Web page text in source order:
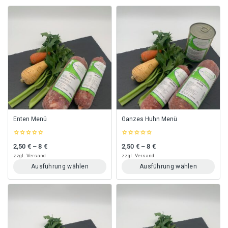
Enten Menü
out
of
2,50 € –8 €Preisspanne: 2,50 € bis 8 €
zzgl. Versand
Ausführung wählen
Dieses
Ganzes Huhn Menü
out
of
2,50 € –8 €Preisspanne: 2,50 € bis 8 €
zzgl. Versand
Ausführung wählen
Dieses